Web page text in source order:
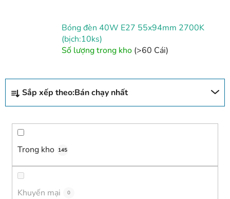
Bóng đèn 40W E27 55x94mm 2700K
(bịch:10ks)
Số lượng trong kho (>60 Cái)
P
h
â
Sắp xếp theo:Bán chạy nhất
Trong kho 145
Khuyến mại 0